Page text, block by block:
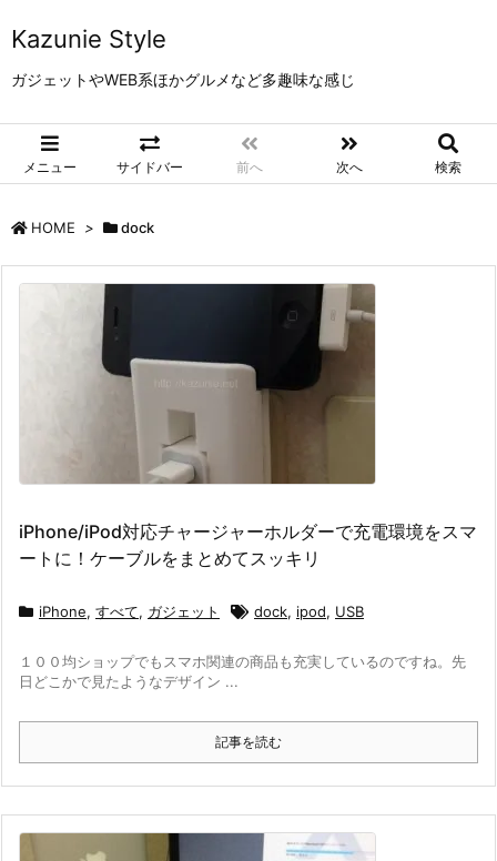
Kazunie Style
ガジェットやWEB系ほかグルメなど多趣味な感じ
メニュー サイドバー 前へ 次へ 検索
HOME > dock
iPhone/iPod対応チャージャーホルダーで充電環境をスマ
ートに！ケーブルをまとめてスッキリ
iPhone, すべて, ガジェット dock, ipod, USB
１００均ショップでもスマホ関連の商品も充実しているのですね。先
日どこかで見たようなデザイン ...
記事を読む